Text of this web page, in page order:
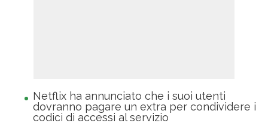
Netflix ha annunciato che i suoi utenti
dovranno pagare un extra per condividere i
codici di accessi al servizio